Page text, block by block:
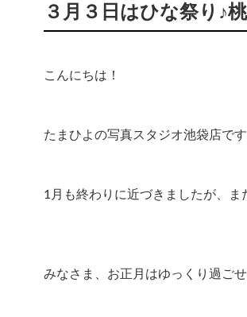
３月３日はひな祭り♪
こんにちは！
たまひよの写真スタジオ池袋店で
1月も終わりに近づきましたが、ま
みなさま、お正月はゆっくり過ご